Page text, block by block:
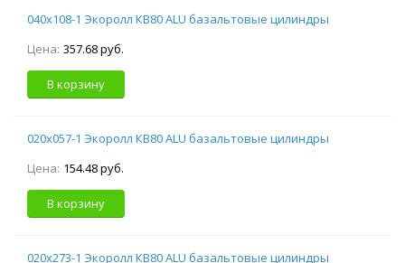
040х108-1 Экоролл КВ80 ALU базальтовые цилиндры
Цена: 357.68 руб.
В корзину
020х057-1 Экоролл КВ80 ALU базальтовые цилиндры
Цена: 154.48 руб.
В корзину
020х273-1 Экоролл КВ80 ALU базальтовые цилиндры